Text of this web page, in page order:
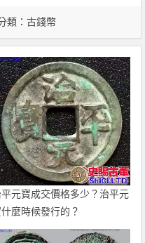
類：古錢幣
元寶成交價格多少？治平元
什麼時候發行的？